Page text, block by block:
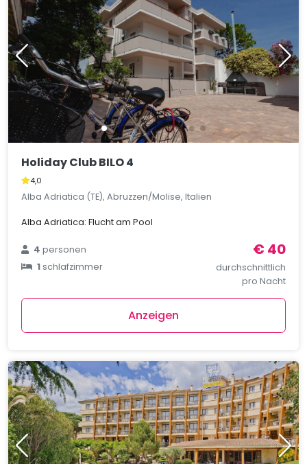
Holiday Club BILO 4
4,0
Alba Adriatica (TE), Abruzzen/Molise, Italien
Alba Adriatica: Flucht am Pool
4personen
1schlafzimmer
€ 40
durchschnittlich
pro Nacht
Anzeigen